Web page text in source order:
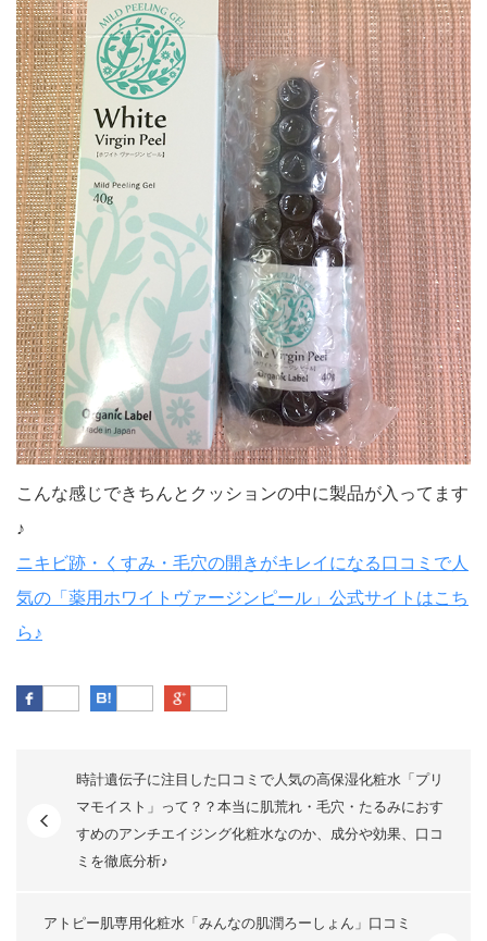
こんな感じできちんとクッションの中に製品が入ってます
♪
ニキビ跡・くすみ・毛穴の開きがキレイになる口コミで人
気の「薬用ホワイトヴァージンピール」公式サイトはこち
ら♪
Facebook はてなブックマーク
時計遺伝子に注目した口コミで人気の高保湿化粧水「プリ
マモイスト」って？？本当に肌荒れ・毛穴・たるみにおす
すめのアンチエイジング化粧水なのか、成分や効果、口コ
ミを徹底分析♪
アトピー肌専用化粧水「みんなの肌潤ろーしょん」口コミ